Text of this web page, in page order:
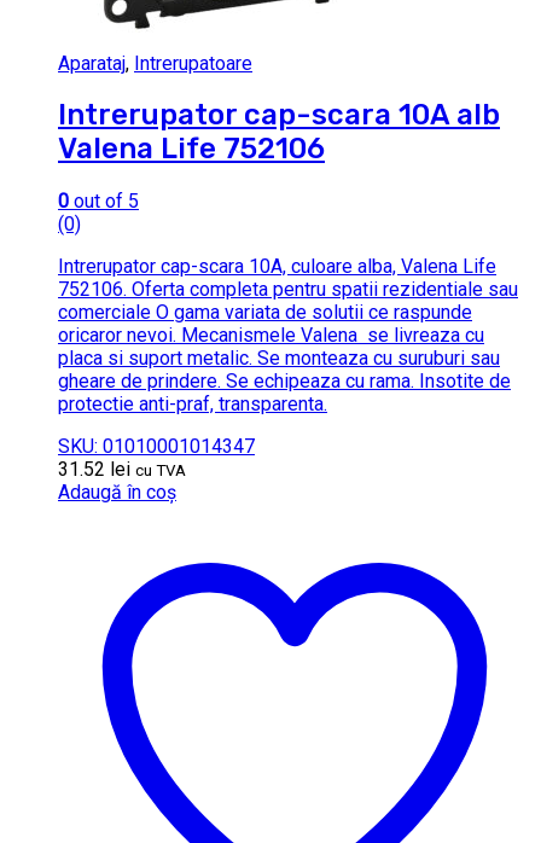
Aparataj, Intrerupatoare
Intrerupator cap-scara 10A alb
Valena Life 752106
0 out of 5
(0)
Intrerupator cap-scara 10A, culoare alba, Valena Life
752106. Oferta completa pentru spatii rezidentiale sau
comerciale O gama variata de solutii ce raspunde
oricaror nevoi. Mecanismele Valena se livreaza cu
placa si suport metalic. Se monteaza cu suruburi sau
gheare de prindere. Se echipeaza cu rama. Insotite de
protectie anti-praf, transparenta.
SKU: 01010001014347
31.52 lei cu TVA
Adaugă în coș